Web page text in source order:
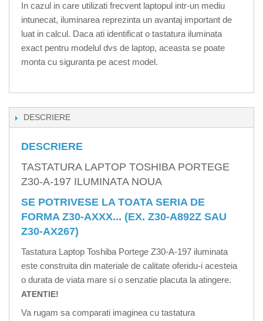
In cazul in care utilizati frecvent laptopul intr-un mediu
intunecat, iluminarea reprezinta un avantaj important de
luat in calcul. Daca ati identificat o tastatura iluminata
exact pentru modelul dvs de laptop, aceasta se poate
monta cu siguranta pe acest model.
DESCRIERE
DESCRIERE
TASTATURA LAPTOP TOSHIBA PORTEGE
Z30-A-197 ILUMINATA NOUA
SE POTRIVESE LA TOATA SERIA DE
FORMA Z30-AXXX... (EX. Z30-A892Z SAU
Z30-AX267)
Tastatura Laptop Toshiba Portege Z30-A-197 iluminata
este construita din materiale de calitate oferidu-i acesteia
o durata de viata mare si o senzatie placuta la atingere.
ATENTIE!
Va rugam sa comparati imaginea cu tastatura